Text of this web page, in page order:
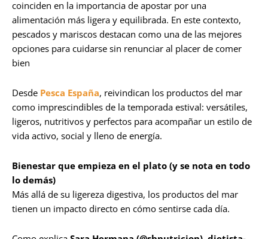
coinciden en la importancia de apostar por una
alimentación más ligera y equilibrada. En este contexto,
pescados y mariscos destacan como una de las mejores
opciones para cuidarse sin renunciar al placer de comer
bien
Desde Pesca España, reivindican los productos del mar
como imprescindibles de la temporada estival: versátiles,
ligeros, nutritivos y perfectos para acompañar un estilo de
vida activo, social y lleno de energía.
Bienestar que empieza en el plato (y se nota en todo
lo demás)
Más allá de su ligereza digestiva, los productos del mar
tienen un impacto directo en cómo sentirse cada día.